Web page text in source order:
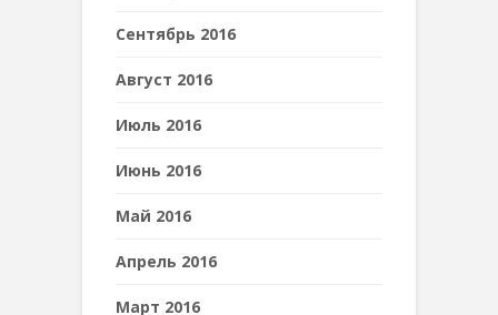
Сентябрь 2016
Август 2016
Июль 2016
Июнь 2016
Май 2016
Апрель 2016
Март 2016